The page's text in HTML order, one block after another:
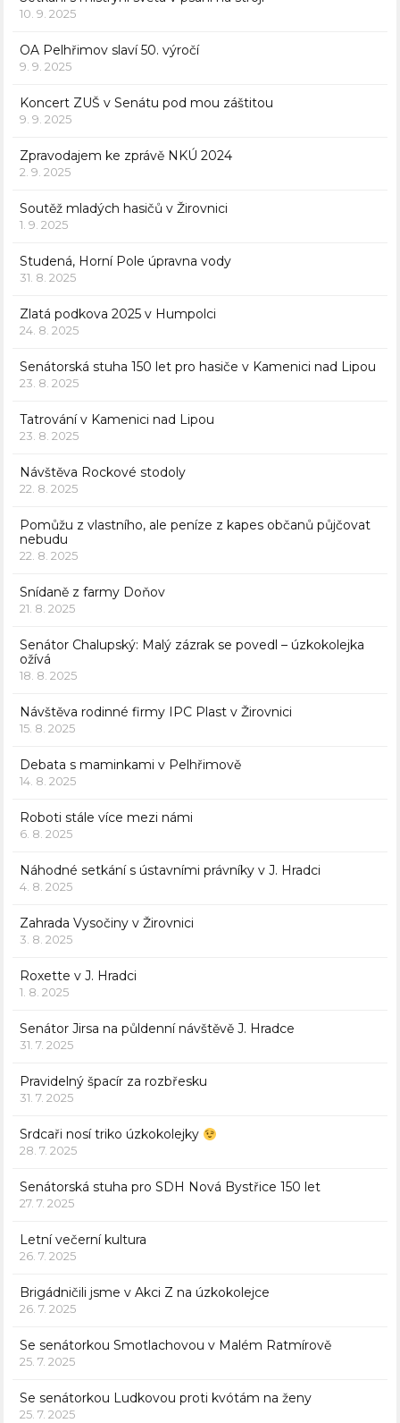
10. 9. 2025
OA Pelhřimov slaví 50. výročí
9. 9. 2025
Koncert ZUŠ v Senátu pod mou záštitou
9. 9. 2025
Zpravodajem ke zprávě NKÚ 2024
2. 9. 2025
Soutěž mladých hasičů v Žirovnici
1. 9. 2025
Studená, Horní Pole úpravna vody
31. 8. 2025
Zlatá podkova 2025 v Humpolci
24. 8. 2025
Senátorská stuha 150 let pro hasiče v Kamenici nad Lipou
23. 8. 2025
Tatrování v Kamenici nad Lipou
23. 8. 2025
Návštěva Rockové stodoly
22. 8. 2025
Pomůžu z vlastního, ale peníze z kapes občanů půjčovat
nebudu
22. 8. 2025
Snídaně z farmy Doňov
21. 8. 2025
Senátor Chalupský: Malý zázrak se povedl – úzkokolejka
ožívá
18. 8. 2025
Návštěva rodinné firmy IPC Plast v Žirovnici
15. 8. 2025
Debata s maminkami v Pelhřimově
14. 8. 2025
Roboti stále více mezi námi
6. 8. 2025
Náhodné setkání s ústavními právníky v J. Hradci
4. 8. 2025
Zahrada Vysočiny v Žirovnici
3. 8. 2025
Roxette v J. Hradci
1. 8. 2025
Senátor Jirsa na půldenní návštěvě J. Hradce
31. 7. 2025
Pravidelný špacír za rozbřesku
31. 7. 2025
Srdcaři nosí triko úzkokolejky
28. 7. 2025
Senátorská stuha pro SDH Nová Bystřice 150 let
27. 7. 2025
Letní večerní kultura
26. 7. 2025
Brigádničili jsme v Akci Z na úzkokolejce
26. 7. 2025
Se senátorkou Smotlachovou v Malém Ratmírově
25. 7. 2025
Se senátorkou Ludkovou proti kvótám na ženy
25. 7. 2025